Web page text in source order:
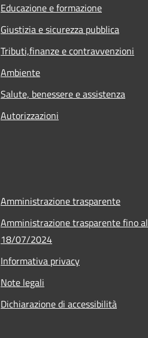
Educazione e formazione
Giustizia e sicurezza pubblica
Tributi,finanze e contravvenzioni
Ambiente
Salute, benessere e assistenza
Autorizzazioni
Amministrazione trasparente
Amministrazione trasparente fino al
18/07/2024
Informativa privacy
Note legali
Dichiarazione di accessibilità